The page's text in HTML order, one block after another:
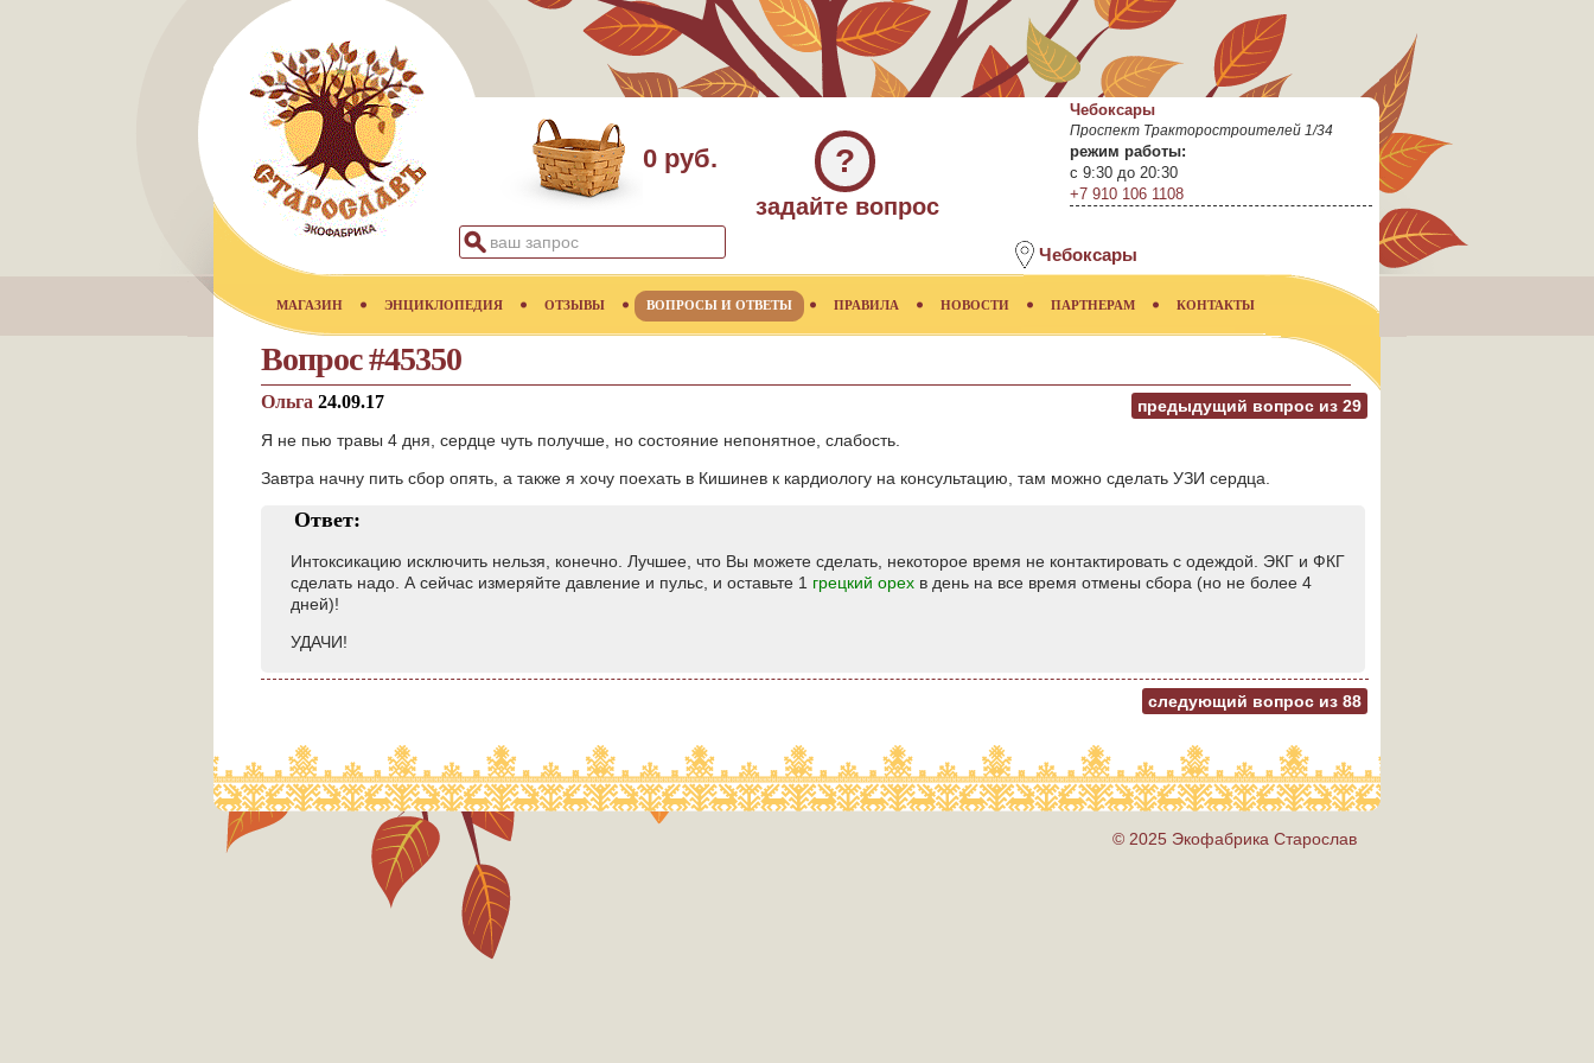
0 руб. ?
задайте вопрос
Чебоксары
Проспект Тракторостроителей 1/34
режим работы:
с 9:30 до 20:30
+7 910 106 1108
Чебоксары
МАГАЗИН ЭНЦИКЛОПЕДИЯ ОТЗЫВЫ ВОПРОСЫ И ОТВЕТЫ ПРАВИЛА НОВОСТИ ПАРТНЕРАМ КОНТАКТЫ
Вопрос #45350
предыдущий вопрос из 29
Ольга 24.09.17
Я не пью травы 4 дня, сердце чуть получше, но состояние непонятное, слабость.
Завтра начну пить сбор опять, а также я хочу поехать в Кишинев к кардиологу на консультацию, там можно сделать УЗИ сердца.
Ответ:
Интоксикацию исключить нельзя, конечно. Лучшее, что Вы можете сделать, некоторое время не контактировать с одеждой. ЭКГ и ФКГ
сделать надо. А сейчас измеряйте давление и пульс, и оставьте 1 грецкий орех в день на все время отмены сбора (но не более 4
дней)!
УДАЧИ!
следующий вопрос из 88
© 2025 Экофабрика Старослав